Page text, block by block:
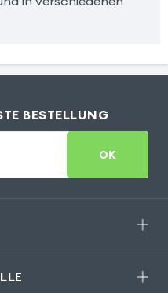
BESTELLUNG
OK